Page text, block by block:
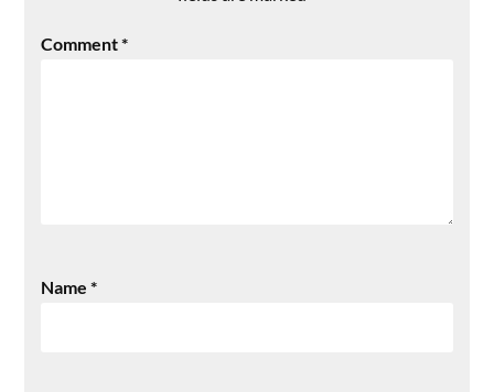
Comment*
Name*